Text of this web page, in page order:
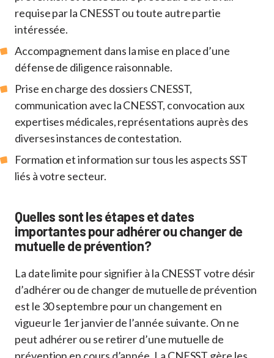
requise par la CNESST ou toute autre partie
intéressée.
Accompagnement dans la mise en place d’une
défense de diligence raisonnable.
Prise en charge des dossiers CNESST,
communication avec la CNESST, convocation aux
expertises médicales, représentations auprès des
diverses instances de contestation.
Formation et information sur tous les aspects SST
liés à votre secteur.
Quelles sont les étapes et dates
importantes pour adhérer ou changer de
mutuelle de prévention?
La date limite pour signifier à la CNESST votre désir
d’adhérer ou de changer de mutuelle de prévention
est le 30 septembre pour un changement en
vigueur le 1er janvier de l’année suivante. On ne
peut adhérer ou se retirer d’une mutuelle de